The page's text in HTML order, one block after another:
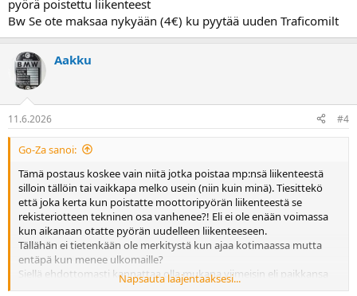
pyörä poistettu liikenteest
Bw Se ote maksaa nykyään (4€) ku pyytää uuden Traficomilt
Aakku
11.6.2026 #4
Go-Za sanoi:
Tämä postaus koskee vain niitä jotka poistaa mp:nsä liikenteestä
silloin tällöin tai vaikkapa melko usein (niin kuin minä). Tiesittekö
että joka kerta kun poistatte moottoripyörän liikenteestä se
rekisteriotteen tekninen osa vanhenee?! Eli ei ole enään voimassa
kun aikanaan otatte pyörän uudelleen liikenteeseen.
Tällähän ei tietenkään ole merkitystä kun ajaa kotimaassa mutta
entäpä kun menee ulkomaille?
Siellä ehdottomasti kannattaa olla mukana viimeisin eli paikkansa
pitävä ja ajankohtainen rekisteriote!
Napsauta laajentaaksesi...